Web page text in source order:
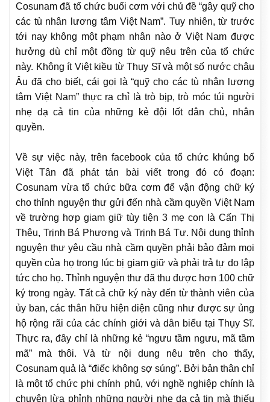
Cosunam đã tổ chức buổi cơm với chủ đề “gây quỹ cho
các tù nhân lương tâm Việt Nam”. Tuy nhiên, từ trước
tới nay không một phạm nhân nào ở Việt Nam được
hưởng dù chỉ một đồng từ quỹ nêu trên của tổ chức
này. Không ít Việt kiều từ Thụy Sĩ và một số nước châu
Âu đã cho biết, cái gọi là “quỹ cho các tù nhân lương
tâm Việt Nam” thực ra chỉ là trò bịp, trò móc túi người
nhẹ dạ cả tin của những kẻ đội lốt dân chủ, nhân
quyền.
Về sự việc này, trên facebook của tổ chức khủng bố
Việt Tân đã phát tán bài viết trong đó có đoạn:
Cosunam vừa tổ chức bữa cơm để vận động chữ ký
cho thỉnh nguyện thư gửi đến nhà cầm quyền Việt Nam
về trường hợp giam giữ tùy tiện 3 mẹ con là Cấn Thị
Thêu, Trịnh Bá Phương và Trịnh Bá Tư. Nội dung thỉnh
nguyện thư yêu cầu nhà cầm quyền phải bảo đảm mọi
quyền của họ trong lúc bị giam giữ và phải trả tự do lập
tức cho họ. Thỉnh nguyện thư đã thu được hơn 100 chữ
ký trong ngày. Tất cả chữ ký này đến từ thành viên của
ủy ban, các thân hữu hiện diện cũng như được sự ủng
hộ rộng rãi của các chính giới và dân biểu tại Thụy Sĩ.
Thực ra, đây chỉ là những kẻ “ngưu tầm ngưu, mã tầm
mã” mà thôi. Và từ nội dung nêu trên cho thấy,
Cosunam quả là “điếc không sợ súng”. Bởi bản thân chỉ
là một tổ chức phi chính phủ, với nghề nghiệp chính là
chuyên lừa phỉnh những người nhẹ dạ cả tin mà thiếu